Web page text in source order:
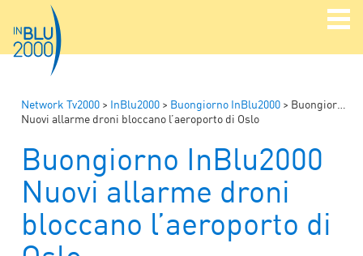
Network Tv2000 > InBlu2000 > Buongiorno InBlu2000 > Buongiorno InBlu2000
Nuovi allarme droni bloccano l’aeroporto di Oslo
Buongiorno InBlu2000
Nuovi allarme droni
bloccano l’aeroporto di